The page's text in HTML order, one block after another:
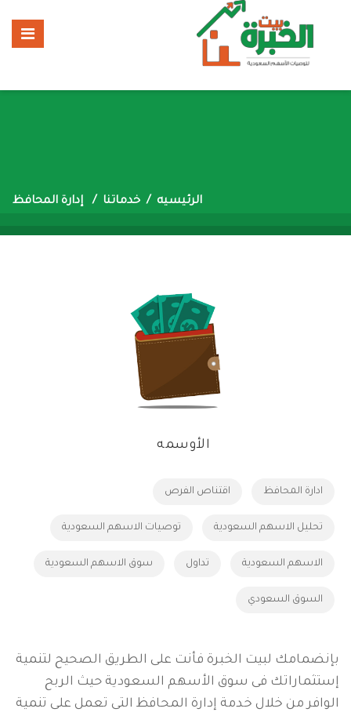
الرئيسيه خدماتنا إدارة المحافظ
الأوسمه
ادارة المحافظ اقتناص الفرص
تحليل الاسهم السعودية توصيات الاسهم السعودية
الاسهم السعودية تداول سوق الاسهم السعودية
السوق السعودي
بإنضمامك لبيت الخبرة فأنت على الطريق الصحيح لتنمية
إستثماراتك فى سوق الأسهم السعودية حيث الربح
الوافر من خلال خدمة إدارة المحافظ التى تعمل على تنمية